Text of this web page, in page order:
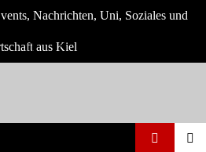
Nachrichten, Uni, Soziales und
aus Kiel
aus Kiel und